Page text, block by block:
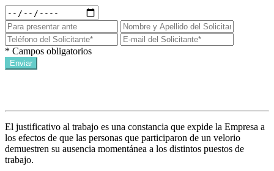
* Campos obligatorios
Enviar
El justificativo al trabajo es una constancia que expide la Empresa a
los efectos de que las personas que participaron de un velorio
demuestren su ausencia momentánea a los distintos puestos de
trabajo.